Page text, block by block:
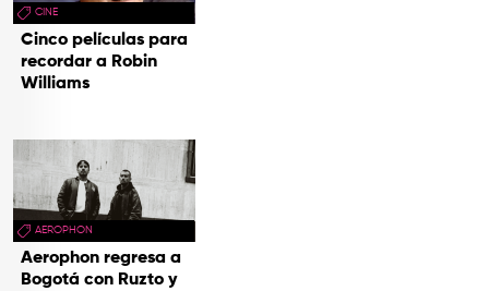
CINE
Cinco películas para
recordar a Robin
Williams
AEROPHON
Aerophon regresa a
Bogotá con Ruzto y